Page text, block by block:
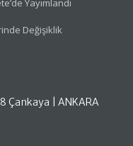
Değişiklik
Çankaya | ANKARA